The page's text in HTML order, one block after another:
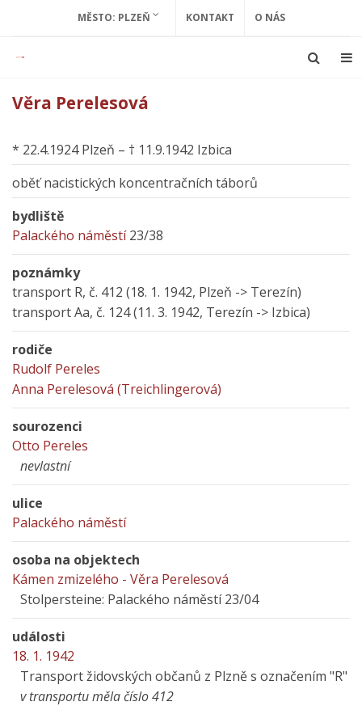
MĚSTO: PLZEŇ KONTAKT O NÁS
Věra Perelesová
* 22.4.1924 Plzeň – † 11.9.1942 Izbica
oběť nacistických koncentračních táborů
bydliště
Palackého náměstí23/38
poznámky
transport R, č. 412 (18. 1. 1942, Plzeň -> Terezín)
transport Aa, č. 124 (11. 3. 1942, Terezín -> Izbica)
rodiče
Rudolf Pereles
Anna Perelesová (Treichlingerová)
sourozenci
Otto Pereles
nevlastní
ulice
Palackého náměstí
osoba na objektech
Kámen zmizelého - Věra Perelesová
Stolpersteine: Palackého náměstí 23/04
události
18. 1. 1942
Transport židovských občanů z Plzně s označením "R"
v transportu měla číslo 412